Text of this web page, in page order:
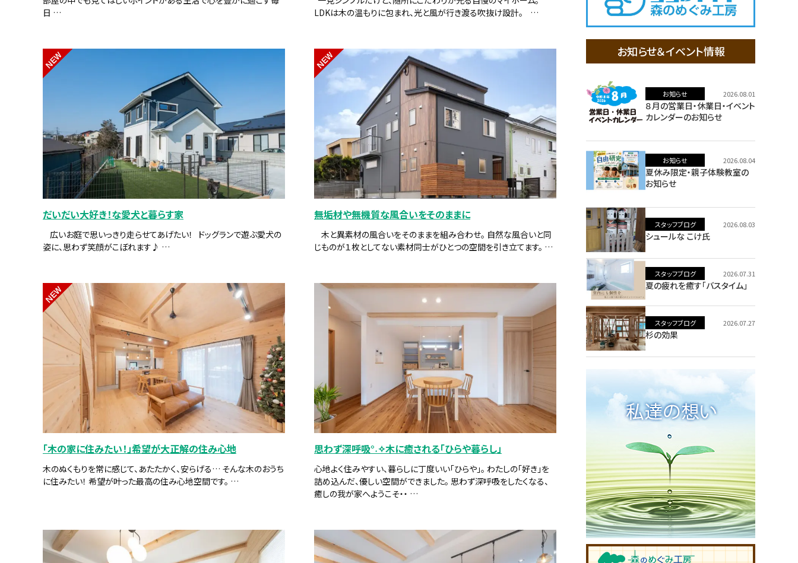
日 …
LDKは木の温もりに包まれ、光と風が行き渡る吹抜け設計。 …
だいだい大好き！な愛犬と暮らす家
広いお庭で思いっきり走らせてあげたい！ ドッグランで遊ぶ愛犬の
姿に、思わず笑顔がこぼれます♪ …
無垢材や無機質な風合いをそのままに
木と異素材の風合いをそのままを組み合わせ。 自然な風合いと同
じものが１枚としてない素材同士がひとつの空間を引き立てます。 …
「木の家に住みたい！」希望が大正解の住み心地
木のぬくもりを常に感じて、あたたかく、安らげる… そんな木のおうち
に住みたい！ 希望が叶った最高の住み心地空間です。 …
NEW
思わず深呼吸°˖✧木に癒される「ひらや暮らし」
心地よく住みやすい、暮らしに丁度いい「ひらや」。 わたしの「好き」を
詰め込んだ、優しい空間ができました。 思わず深呼吸をしたくなる、
癒しの我が家へようこそ・・ …
お知らせ＆イベント情報
お知らせ 2026.08.01
８月の営業日・休業日・イベント
カレンダーのお知らせ
お知らせ 2026.08.04
夏休み限定・親子体験教室の
お知らせ
スタッフブログ 2026.08.03
シュールな こけ氏
スタッフブログ 2026.07.31
夏の疲れを癒す「バスタイム」
スタッフブログ 2026.07.27
杉の効果